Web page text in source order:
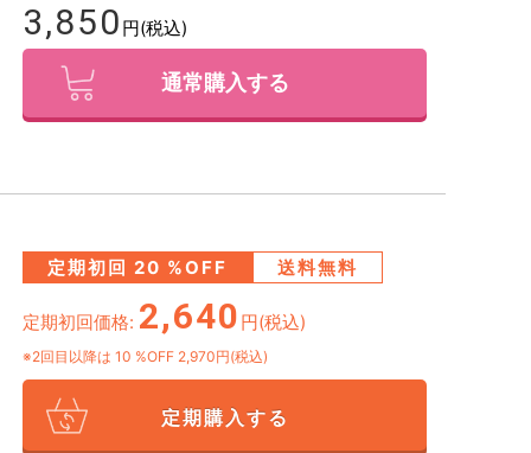
3,850 円(税込)
通常購入する
定期初回 20 %OFF 送料無料
定期初回価格: 2,640 円(税込)
※2回目以降は 10 %OFF 2,970円(税込)
定期購入する